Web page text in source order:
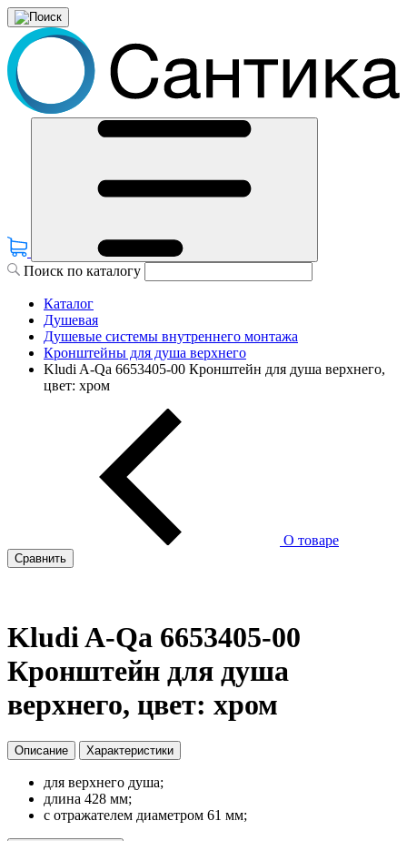
Поиск по каталогу
Каталог
Душевая
Душевые системы внутреннего монтажа
Кронштейны для душа верхнего
Kludi A-Qa 6653405-00 Кронштейн для душа верхнего,
цвет: хром
О товаре
Сравнить
Kludi A-Qa 6653405-00
Кронштейн для душа
верхнего, цвет: хром
Описание Характеристики
для верхнего душа;
длина 428 мм;
с отражателем диаметром 61 мм;